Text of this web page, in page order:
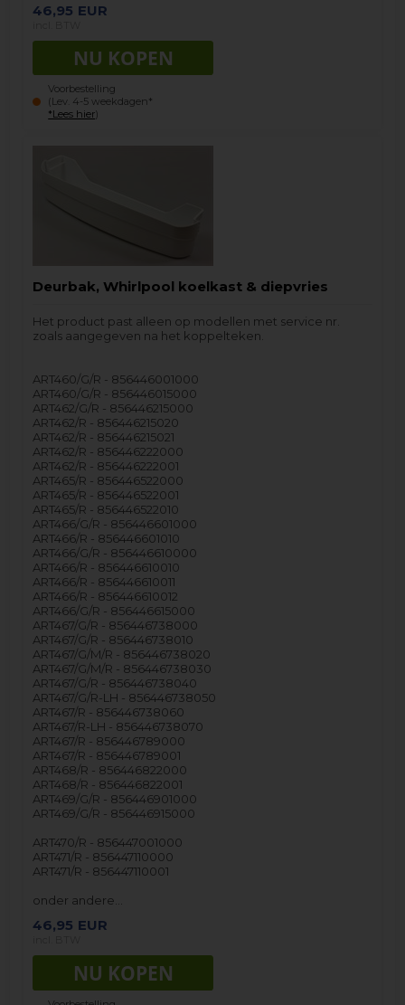
46,95 EUR
Voorbestelling
(Lev. 4-5 weekdagen*
*Lees hier)
Deurbak, Whirlpool koelkast & diepvries
Het product past alleen op modellen met service nr.
zoals aangegeven na het koppelteken.
ART460/G/R - 856446001000
ART460/G/R - 856446015000
ART462/G/R - 856446215000
ART462/R - 856446215020
ART462/R - 856446215021
ART462/R - 856446222000
ART462/R - 856446222001
ART465/R - 856446522000
ART465/R - 856446522001
ART465/R - 856446522010
ART466/G/R - 856446601000
ART466/R - 856446601010
ART466/G/R - 856446610000
ART466/R - 856446610010
ART466/R - 856446610011
ART466/R - 856446610012
ART466/G/R - 856446615000
ART467/G/R - 856446738000
ART467/G/R - 856446738010
ART467/G/M/R - 856446738020
ART467/G/M/R - 856446738030
ART467/G/R - 856446738040
ART467/G/R-LH - 856446738050
ART467/R - 856446738060
ART467/R-LH - 856446738070
ART467/R - 856446789000
ART467/R - 856446789001
ART468/R - 856446822000
ART468/R - 856446822001
ART469/G/R - 856446901000
ART469/G/R - 856446915000
ART470/R - 856447001000
ART471/R - 856447110000
ART471/R - 856447110001
onder andere…
46,95 EUR